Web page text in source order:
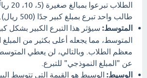
الطلاب
طالب واحد تبرع بمبلغ كبير جدًا (500 ريال).
المتوسط: سيؤثر هذا التبرع الكبير بشكل
المتوسط، مما يجعله أعلى بكثير من المبلغ
معظم الطلاب. وبالتالي، لن يعطي
عن "المبلغ النموذجي" للتبرع.
الوسيط: الوسيط هو القيمة التي تتوسط